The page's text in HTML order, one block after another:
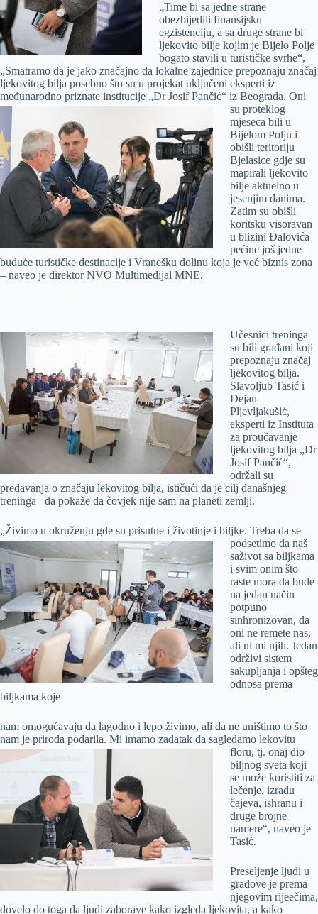
„Time bi sa jedne strane
obezbijedili finansijsku
egzistenciju, a sa druge strane bi
ljekovito bilje kojim je Bijelo Polje
bogato stavili u turističke svrhe“,
„Smatramo da je jako značajno da lokalne zajednice prepoznaju značaj
ljekovitog bilja posebno što su u projekat uključeni eksperti iz
međunarodno priznate institucije „Dr Josif Pančić“ iz Beograda. Oni
su proteklog
mjeseca bili u
Bijelom Polju i
obišli teritoriju
Bjelasice gdje su
mapirali ljekovito
bilje aktuelno u
jesenjim danima.
Zatim su obišli
koritsku visoravan
u blizini Đalovića
pećine još jedne
buduće turističke destinacije i Vranešku dolinu koja je već biznis zona
– naveo je direktor NVO Multimedijal MNE.
Učesnici treninga
su bili građani koji
prepoznaju značaj
ljekovitog bilja.
Slavoljub Tasić i
Dejan
Pljevljakušić,
eksperti iz Instituta
za proučavanje
ljekovitog bilja „Dr
Josif Pančić“,
održali su
predavanja o značaju lekovitog bilja, ističući da je cilj današnjeg
treninga da pokaže da čovjek nije sam na planeti zemlji.
„Živimo u okruženju gde su prisutne i životinje i biljke. Treba da se
podsetimo da naš
saživot sa biljkama
i svim onim što
raste mora da bude
na jedan način
potpuno
sinhronizovan, da
oni ne remete nas,
ali ni mi njih. Jedan
održivi sistem
sakupljanja i opšteg
odnosa prema
biljkama koje
nam omogućavaju da lagodno i lepo živimo, ali da ne uništimo to što
nam je priroda podarila. Mi imamo zadatak da sagledamo lekovitu
floru, tj. onaj dio
biljnog sveta koji
se može koristiti za
lečenje, izradu
čajeva, ishranu i
druge brojne
namere“, naveo je
Tasić.
Preseljenje ljudi u
gradove je prema
njegovim rijeečima,
dovelo do toga da ljudi zaborave kako izgleda ljekovita, a kako